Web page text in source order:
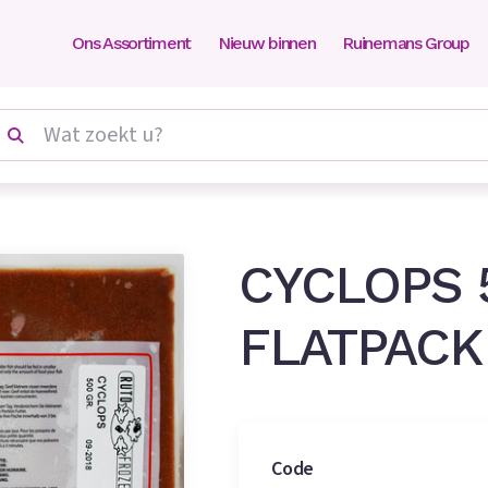
Ons Assortiment Nieuw binnen Ruinemans Group
cyclops
CYCLOPS
FLATPACK
Code